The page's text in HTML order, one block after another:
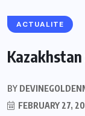
ACTUALITE
BY
FEBRUARY 27,